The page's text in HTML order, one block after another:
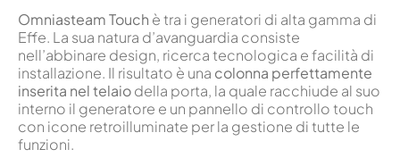
Omniasteam Touch è tra i generatori di alta gamma di
Effe. La sua natura d’avanguardia consiste
nell’abbinare design, ricerca tecnologica e facilità di
installazione. Il risultato è una colonna perfettamente
inserita nel telaiodella porta, la quale racchiude al suo
interno il generatore e un pannello di controllo touch
con icone retroilluminate per la gestione di tutte le
funzioni.